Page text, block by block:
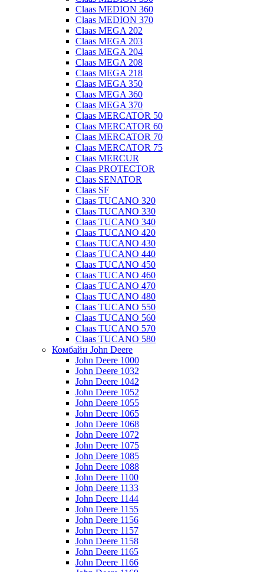
Claas MEDION 360
Claas MEDION 370
Claas MEGA 202
Claas MEGA 203
Claas MEGA 204
Claas MEGA 208
Claas MEGA 218
Claas MEGA 350
Claas MEGA 360
Claas MEGA 370
Claas MERCATOR 50
Claas MERCATOR 60
Claas MERCATOR 70
Claas MERCATOR 75
Claas MERCUR
Claas PROTECTOR
Claas SENATOR
Claas SF
Claas TUCANO 320
Claas TUCANO 330
Claas TUCANO 340
Claas TUCANO 420
Claas TUCANO 430
Claas TUCANO 440
Claas TUCANO 450
Claas TUCANO 460
Claas TUCANO 470
Claas TUCANO 480
Claas TUCANO 550
Claas TUCANO 560
Claas TUCANO 570
Claas TUCANO 580
Комбайн John Deere
John Deere 1000
John Deere 1032
John Deere 1042
John Deere 1052
John Deere 1055
John Deere 1065
John Deere 1068
John Deere 1072
John Deere 1075
John Deere 1085
John Deere 1088
John Deere 1100
John Deere 1133
John Deere 1144
John Deere 1155
John Deere 1156
John Deere 1157
John Deere 1158
John Deere 1165
John Deere 1166